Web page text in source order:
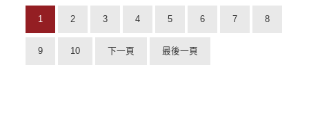
1 2 3 4 5 6 7 8
9 10 下一頁 最後一頁